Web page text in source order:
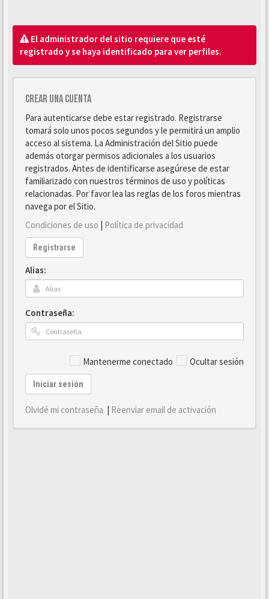
El administrador del sitio requiere que esté
registrado y se haya identificado para ver perfiles.
Crear una cuenta
Para autenticarse debe estar registrado. Registrarse
tomará solo unos pocos segundos y le permitirá un amplio
acceso al sistema. La Administración del Sitio puede
además otorgar permisos adicionales a los usuarios
registrados. Antes de identificarse asegúrese de estar
familiarizado con nuestros términos de uso y políticas
relacionadas. Por favor lea las reglas de los foros mientras
navega por el Sitio.
Condiciones de uso | Política de privacidad
Registrarse
Alias:
Contraseña:
Mantenerme conectado Ocultar sesión
Iniciar sesión
Olvidé mi contraseña | Reenviar email de activación